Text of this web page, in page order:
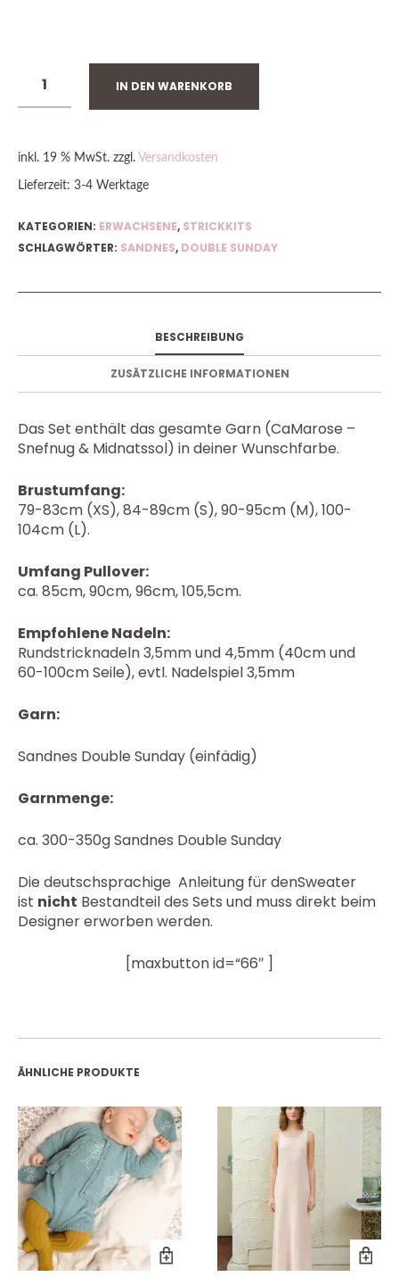
IN DEN WARENKORB
inkl. 19 % MwSt. zzgl. Versandkosten
Lieferzeit: 3-4 Werktage
KATEGORIEN: ERWACHSENE, STRICKKITS
SCHLAGWÖRTER: SANDNES, DOUBLE SUNDAY
BESCHREIBUNG
ZUSÄTZLICHE INFORMATIONEN
Das Set enthält das gesamte Garn (CaMarose –
Snefnug & Midnatssol) in deiner Wunschfarbe.
Brustumfang:
79-83cm (XS), 84-89cm (S), 90-95cm (M), 100-
104cm (L).
Umfang Pullover:
ca. 85cm, 90cm, 96cm, 105,5cm.
Empfohlene Nadeln:
Rundstricknadeln 3,5mm und 4,5mm (40cm und
60-100cm Seile), evtl. Nadelspiel 3,5mm
Garn:
Sandnes Double Sunday (einfädig)
Garnmenge:
ca. 300-350g Sandnes Double Sunday
Die deutschsprachige Anleitung für denSweater
ist nicht Bestandteil des Sets und muss direkt beim
Designer erworben werden.
[maxbutton id=“66″ ]
ÄHNLICHE PRODUKTE